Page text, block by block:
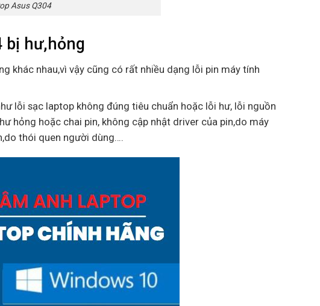
Asus Q304
bị hư,hỏng
khác nhau,vì vậy cũng có rất nhiều dạng lỗi pin máy tính
lỗi sạc laptop không đúng tiêu chuẩn hoặc lỗi hư, lỗi nguồn
hỏng hoặc chai pin, không cập nhật driver của pin,do máy
thói quen người dùng….